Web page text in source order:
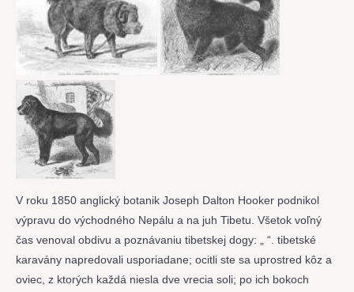
V roku 1850 anglický botanik Joseph Dalton Hooker podnikol
výpravu do východného Nepálu a na juh Tibetu. Všetok voľný
čas venoval obdivu a poznávaniu tibetskej dogy: „ “. tibetské
karavány napredovali usporiadane; ocitli ste sa uprostred kôz a
oviec, z ktorých každá niesla dve vrecia soli; po ich bokoch